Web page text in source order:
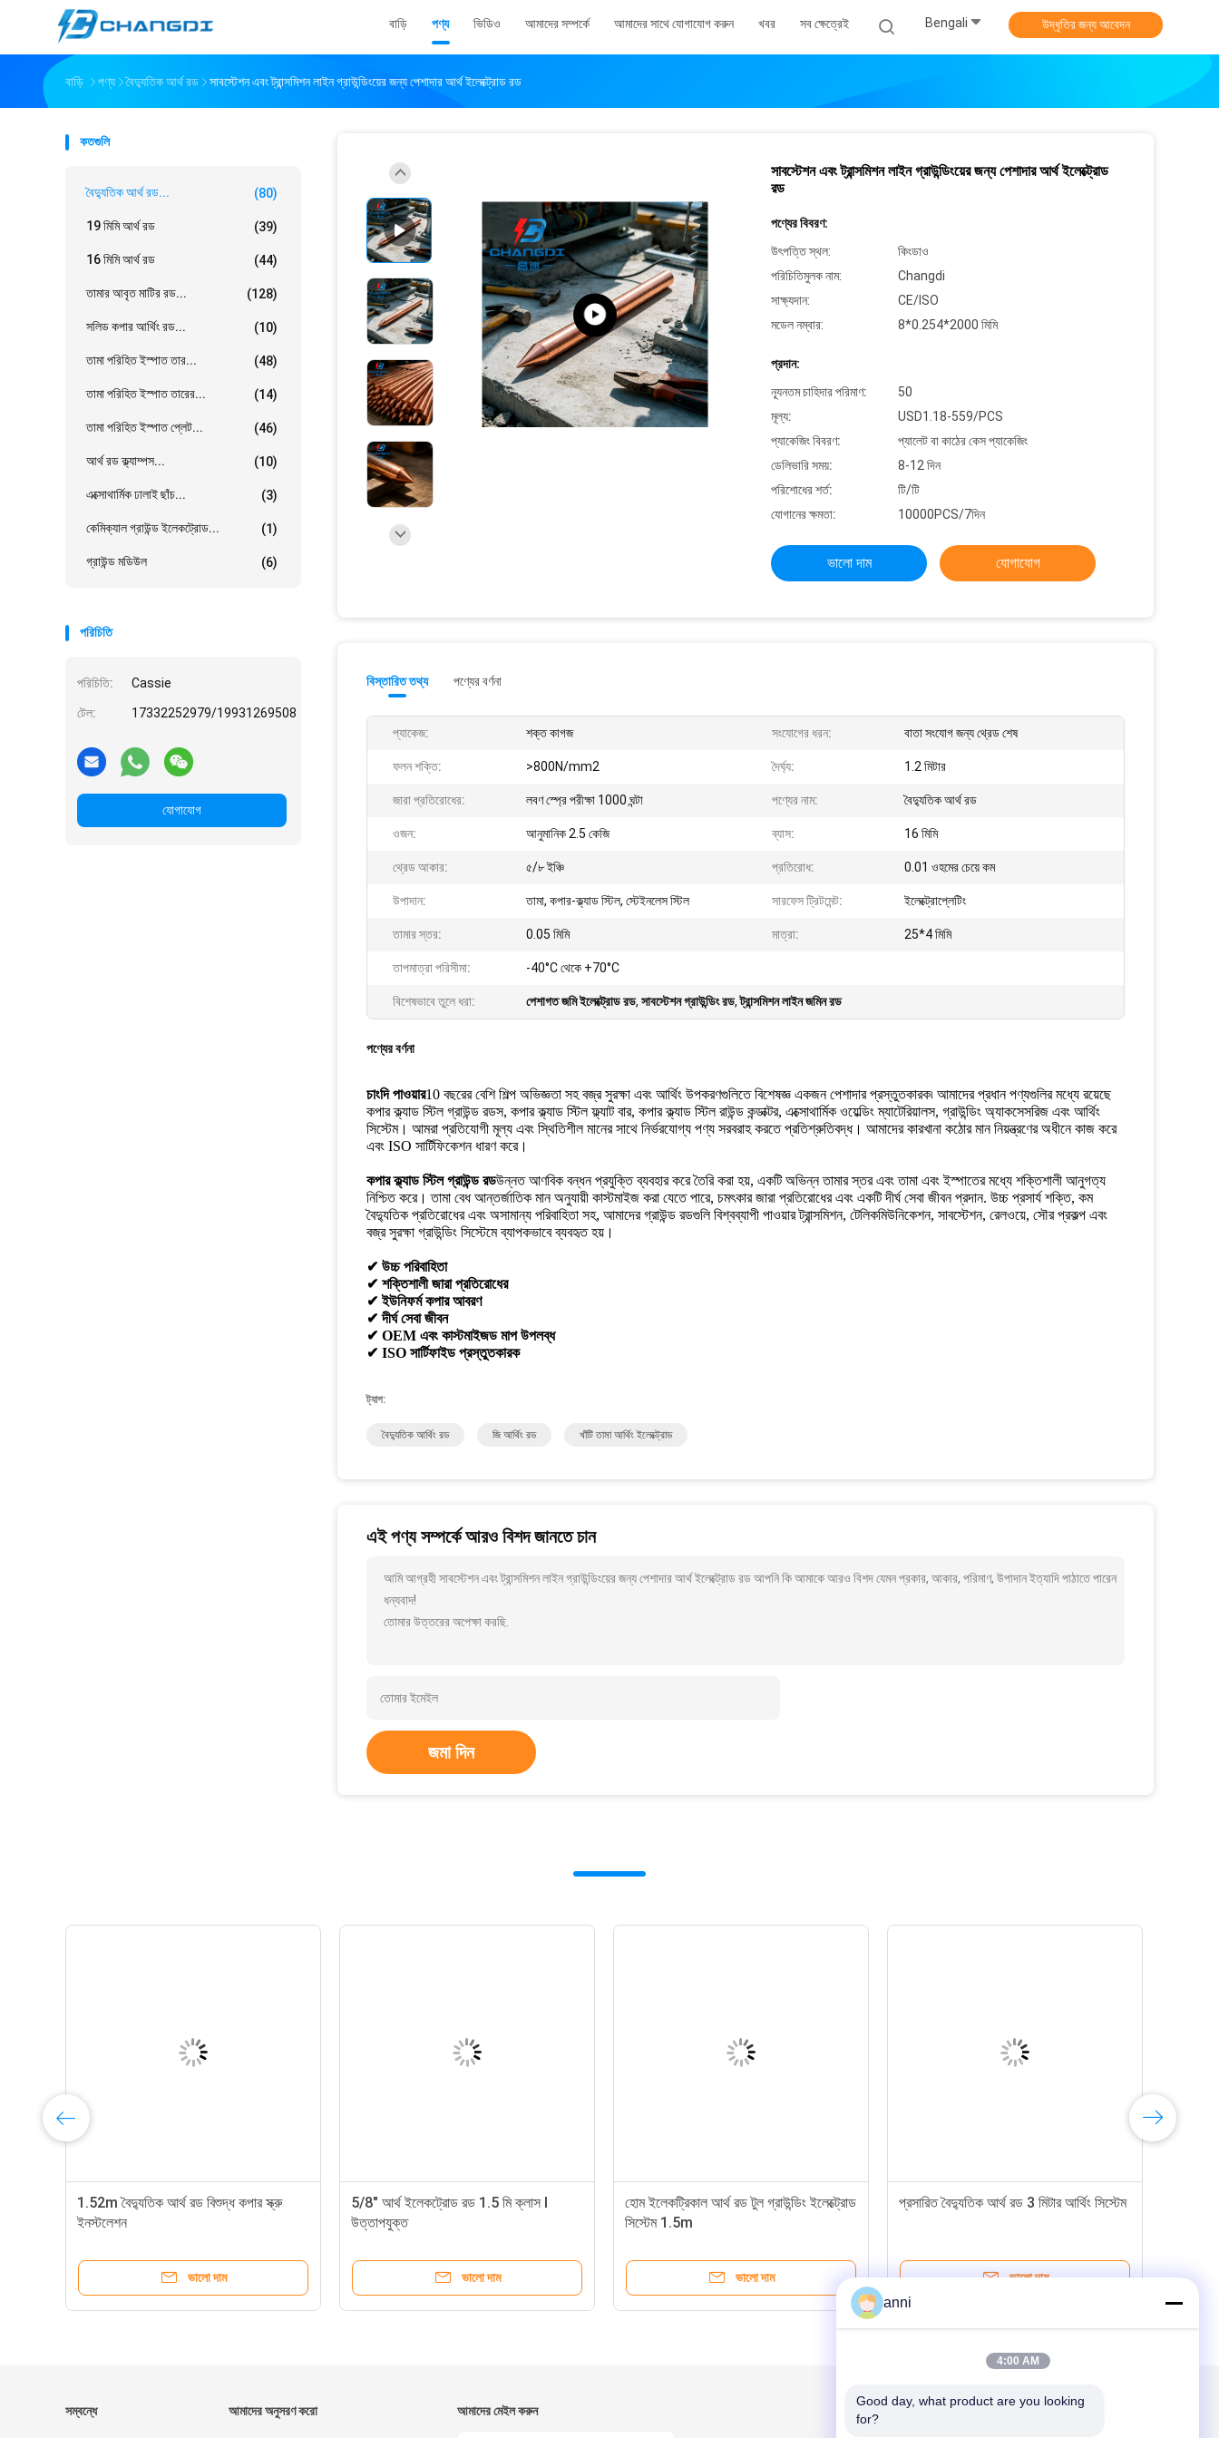
বাড়ি পণ্য ভিডিও আমাদের সম্পর্কে আমাদের সাথে যোগাযোগ করুন খবর সব ক্ষেত্রেই Bengali উদ্ধৃতির জন্য আবেদন
বাড়ি পণ্য বৈদ্যুতিক আর্থ রড সাবস্টেশন এবং ট্রান্সমিশন লাইন গ্রাউন্ডিংয়ের জন্য পেশাদার আর্থ ইলেক্ট্রোড রড
কতগুলি
বৈদ্যুতিক আর্থ রড... (80)
19 মিমি আর্থ রড (39)
16 মিমি আর্থ রড (44)
তামার আবৃত মাটির রড... (128)
সলিড কপার আর্থিং রড... (10)
তামা পরিহিত ইস্পাত তার... (48)
তামা পরিহিত ইস্পাত তারের... (14)
তামা পরিহিত ইস্পাত প্লেট... (46)
আর্থ রড ক্ল্যাম্পস... (10)
এক্সোথার্মিক ঢালাই ছাঁচ... (3)
কেমিক্যাল গ্রাউন্ড ইলেকট্রোড... (1)
গ্রাউন্ড মডিউল (6)
পরিচিতি
পরিচিতি: Cassie
টেল: 17332252979/19931269508
যোগাযোগ
সাবস্টেশন এবং ট্রান্সমিশন লাইন গ্রাউন্ডিংয়ের জন্য পেশাদার আর্থ ইলেক্ট্রোড
রড
পণ্যের বিবরণ:
উৎপত্তি স্থল:
কিংডাও
পরিচিতিমুলক নাম:
Changdi
সাক্ষ্যদান:
CE/ISO
মডেল নম্বার:
8*0.254*2000 মিমি
প্রদান:
ন্যূনতম চাহিদার পরিমাণ:
50
মূল্য:
USD1.18-559/PCS
প্যাকেজিং বিবরণ:
প্যালেট বা কাঠের কেস প্যাকেজিং
ডেলিভারি সময়:
8-12 দিন
পরিশোধের শর্ত:
টি/টি
যোগানের ক্ষমতা:
10000PCS/7দিন
ভালো দাম যোগাযোগ
বিস্তারিত তথ্য পণ্যের বর্ণনা
প্যাকেজ: শক্ত কাগজ সংযোগের ধরন: বাতা সংযোগ জন্য থ্রেড শেষ
ফলন শক্তি: >800N/mm2 দৈর্ঘ্য: 1.2 মিটার
জারা প্রতিরোধের: লবণ স্প্রে পরীক্ষা 1000 ঘন্টা পণ্যের নাম: বৈদ্যুতিক আর্থ রড
ওজন: আনুমানিক 2.5 কেজি ব্যাস: 16 মিমি
থ্রেড আকার: ৫/৮ ইঞ্চি প্রতিরোধ: 0.01 ওহমের চেয়ে কম
উপাদান: তামা, কপার-ক্ল্যাড স্টিল, স্টেইনলেস স্টিল সারফেস ট্রিটমেন্ট: ইলেক্ট্রোপ্লেটিং
তামার স্তর: 0.05 মিমি মাত্রা: 25*4 মিমি
তাপমাত্রা পরিসীমা: -40°C থেকে +70°C
বিশেষভাবে তুলে ধরা: পেশাগত জমি ইলেক্ট্রোড রড, সাবস্টেশন গ্রাউন্ডিং রড,ট্রান্সমিশন লাইন জমিন রড
পণ্যের বর্ণনা
চাংদি পাওয়ার10 বছরের বেশি শিল্প অভিজ্ঞতা সহ বজ্র সুরক্ষা এবং আর্থিং উপকরণগুলিতে বিশেষজ্ঞ একজন পেশাদার প্রস্তুতকারক৷ আমাদের প্রধান পণ্যগুলির মধ্যে রয়েছে
কপার ক্ল্যাড স্টিল গ্রাউন্ড রডস, কপার ক্ল্যাড স্টিল ফ্ল্যাট বার, কপার ক্ল্যাড স্টিল রাউন্ড কন্ডাক্টর, এক্সোথার্মিক ওয়েল্ডিং ম্যাটেরিয়ালস, গ্রাউন্ডিং অ্যাকসেসরিজ এবং আর্থিং
সিস্টেম। আমরা প্রতিযোগী মূল্য এবং স্থিতিশীল মানের সাথে নির্ভরযোগ্য পণ্য সরবরাহ করতে প্রতিশ্রুতিবদ্ধ। আমাদের কারখানা কঠোর মান নিয়ন্ত্রণের অধীনে কাজ করে
এবং ISO সার্টিফিকেশন ধারণ করে।
কপার ক্ল্যাড স্টিল গ্রাউন্ড রডউন্নত আণবিক বন্ধন প্রযুক্তি ব্যবহার করে তৈরি করা হয়, একটি অভিন্ন তামার স্তর এবং তামা এবং ইস্পাতের মধ্যে শক্তিশালী আনুগত্য
নিশ্চিত করে। তামা বেধ আন্তর্জাতিক মান অনুযায়ী কাস্টমাইজ করা যেতে পারে, চমৎকার জারা প্রতিরোধের এবং একটি দীর্ঘ সেবা জীবন প্রদান. উচ্চ প্রসার্য শক্তি, কম
বৈদ্যুতিক প্রতিরোধের এবং অসামান্য পরিবাহিতা সহ, আমাদের গ্রাউন্ড রডগুলি বিশ্বব্যাপী পাওয়ার ট্রান্সমিশন, টেলিকমিউনিকেশন, সাবস্টেশন, রেলওয়ে, সৌর প্রকল্প এবং
বজ্র সুরক্ষা গ্রাউন্ডিং সিস্টেমে ব্যাপকভাবে ব্যবহৃত হয়।
✔ উচ্চ পরিবাহিতা
✔ শক্তিশালী জারা প্রতিরোধের
✔ ইউনিফর্ম কপার আবরণ
✔ দীর্ঘ সেবা জীবন
✔ OEM এবং কাস্টমাইজড মাপ উপলব্ধ
✔ ISO সার্টিফাইড প্রস্তুতকারক
ট্যাগ:
বৈদ্যুতিক আর্থিং রড জি আর্থিং রড খাঁটি তামা আর্থিং ইলেক্ট্রোড
এই পণ্য সম্পর্কে আরও বিশদ জানতে চান
আমি আগ্রহী সাবস্টেশন এবং ট্রান্সমিশন লাইন গ্রাউন্ডিংয়ের জন্য পেশাদার আর্থ ইলেক্ট্রোড রড আপনি কি আমাকে আরও বিশদ যেমন প্রকার, আকার, পরিমাণ, উপাদান ইত্যাদি পাঠাতে পারেন
ধন্যবাদ!
তোমার উত্তরের অপেক্ষা করছি.
জমা দিন
1.52m বৈদ্যুতিক আর্থ রড বিশুদ্ধ কপার স্ক্রু
ইনস্টলেশন
ভালো দাম
5/8" আর্থ ইলেকট্রোড রড 1.5 মি ক্লাস I
উত্তাপযুক্ত
ভালো দাম
হোম ইলেকট্রিকাল আর্থ রড টুল গ্রাউন্ডিং ইলেক্ট্রোড
সিস্টেম 1.5m
ভালো দাম
প্রসারিত বৈদ্যুতিক আর্থ রড 3 মিটার আর্থিং সিস্টেম
ভালো দাম
সম্বন্ধে আমাদের অনুসরণ করো আমাদের মেইল ​​করুন
anni
4:00 AM
Good day, what product are you looking
for?